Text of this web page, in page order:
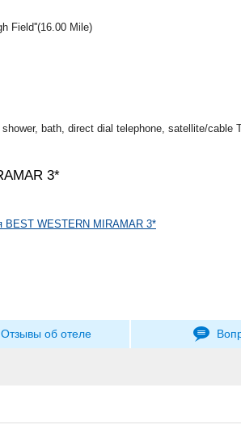
Field''(16.00 Mile)
bath, direct dial telephone, satellite/cable
3*
BEST WESTERN MIRAMAR 3*
Отзывы об отеле